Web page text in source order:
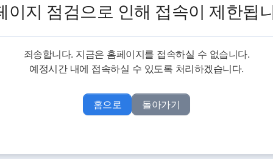
이지 점검으로 인해 접속이 제한됩
죄송합니다. 지금은 홈페이지를 접속하실 수 없습니다.
예정시간 내에 접속하실 수 있도록 처리하겠습니다.
홈으로 돌아가기